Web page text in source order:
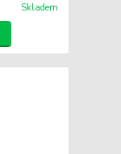
Skladem